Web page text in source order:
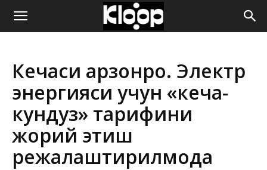
ҚИРҒИЗИСТОН
ЯНГИЛИКЛАРИ
Кечаси арзонроқ. Электр
энергияси учун «кеча-
кундуз» тарифини
жорий этиш
режалаштирилмоқда